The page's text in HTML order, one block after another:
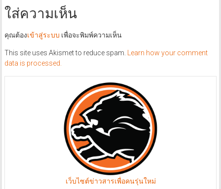
ใส่ความเห็น
คุณต้องเข้าสู่ระบบ เพื่อจะพิมพ์ความเห็น
This site uses Akismet to reduce spam.
Learn how your comment
data is processed.
เว็บไซต์ข่าวสารเพื่อคนรุ่นใหม่